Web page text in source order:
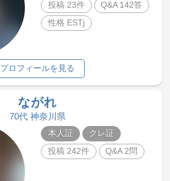
投稿 23件
Q&A 142答
性格 ESTj
プロフィールを見る
ながれ
70代 神奈川県
本人証
クレ証
投稿 242件
Q&A 2問